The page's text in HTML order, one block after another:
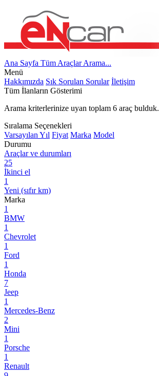
Ana Sayfa Tüm AraçlarArama...
Menü
Hakkımızda Sık Sorulan Sorular İletişim
Tüm İlanların Gösterimi
Arama kriterlerinize uyan toplam 6 araç bulduk.
Sıralama Seçenekleri
Varsayılan Yıl Fiyat Marka Model
Durumu
Araçlar ve durumları
25
İkinci el
1
Yeni (sıfır km)
Marka
1
BMW
1
Chevrolet
1
Ford
1
Honda
7
Jeep
1
Mercedes-Benz
2
Mini
1
Porsche
1
Renault